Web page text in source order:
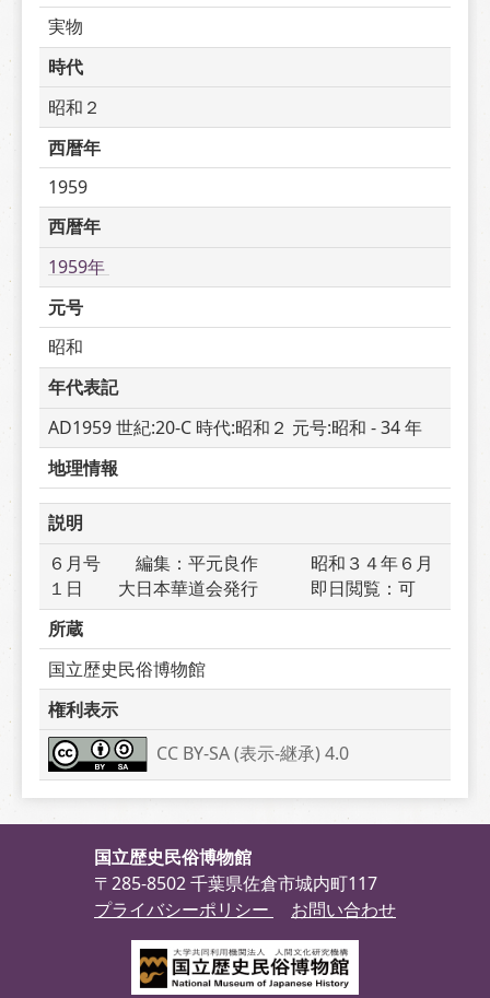
実物
時代
昭和２
西暦年
1959
西暦年
1959年
元号
昭和
年代表記
AD1959 世紀:20-C 時代:昭和２ 元号:昭和 - 34 年
地理情報
説明
６月号　　編集：平元良作　　　昭和３４年６月
１日　　大日本華道会発行　　　即日閲覧：可
所蔵
国立歴史民俗博物館
権利表示
CC BY-SA (表示-継承) 4.0
国立歴史民俗博物館
〒285-8502 千葉県佐倉市城内町117
プライバシーポリシー
お問い合わせ